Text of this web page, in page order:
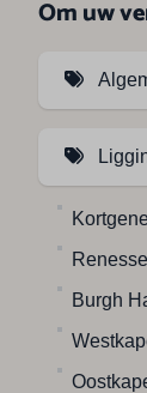
Om uw
Renesse
Burgh